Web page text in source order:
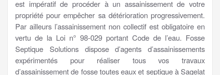
est impératif de procéder à un assainissement de votre
propriété pour empêcher sa détérioration progressivement.
Par ailleurs l’assainissement non collectif est obligatoire en
vertu de la Loi n° 98-029 portant Code de l’eau. Fosse
Septique Solutions dispose d’agents d’assainissements
expérimentés pour réaliser tous vos travaux
d’assainissement de fosse toutes eaux et septique à Sagelat